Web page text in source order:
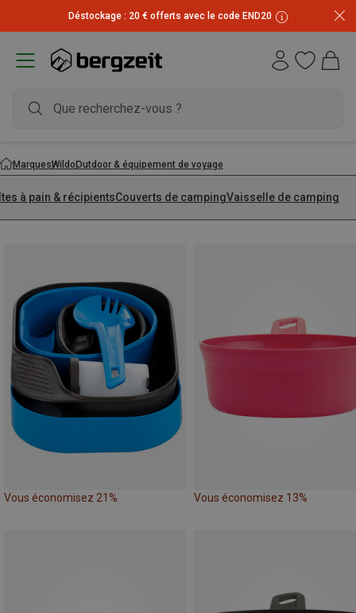
Déstockage : 20 € offerts avec le code END20
MarquesWildoOutdoor & équipement de voyage
à pain & récipientsCouverts de campingVaisselle de camping
Vous économisez 21% Vous économisez 13%